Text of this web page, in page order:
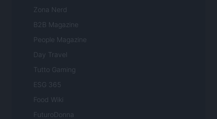
Zona Nerd
B2B Magazine
People Magazine
Day Travel
Tutto Gaming
ESG 365
Food Wiki
FuturoDonna